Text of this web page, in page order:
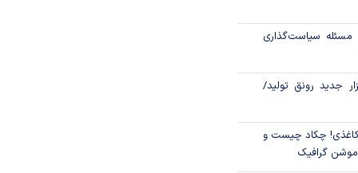
جهانی با شوک نفتی
سیاست‌گذاری
جدید رونق تولید/
چکاد چیست و
گرافیک